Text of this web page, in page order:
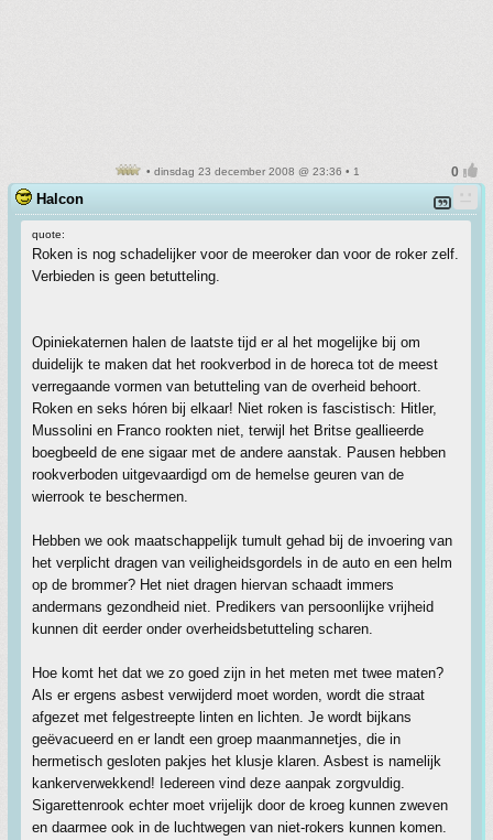
• dinsdag 23 december 2008 @ 23:36 • 1
Halcon
quote:
Roken is nog schadelijker voor de meeroker dan voor de roker zelf.
Verbieden is geen betutteling.
Opiniekaternen halen de laatste tijd er al het mogelijke bij om
duidelijk te maken dat het rookverbod in de horeca tot de meest
verregaande vormen van betutteling van de overheid behoort.
Roken en seks hóren bij elkaar! Niet roken is fascistisch: Hitler,
Mussolini en Franco rookten niet, terwijl het Britse geallieerde
boegbeeld de ene sigaar met de andere aanstak. Pausen hebben
rookverboden uitgevaardigd om de hemelse geuren van de
wierrook te beschermen.
Hebben we ook maatschappelijk tumult gehad bij de invoering van
het verplicht dragen van veiligheidsgordels in de auto en een helm
op de brommer? Het niet dragen hiervan schaadt immers
andermans gezondheid niet. Predikers van persoonlijke vrijheid
kunnen dit eerder onder overheidsbetutteling scharen.
Hoe komt het dat we zo goed zijn in het meten met twee maten?
Als er ergens asbest verwijderd moet worden, wordt die straat
afgezet met felgestreepte linten en lichten. Je wordt bijkans
geëvacueerd en er landt een groep maanmannetjes, die in
hermetisch gesloten pakjes het klusje klaren. Asbest is namelijk
kankerverwekkend! Iedereen vind deze aanpak zorgvuldig.
Sigarettenrook echter moet vrijelijk door de kroeg kunnen zweven
en daarmee ook in de luchtwegen van niet-rokers kunnen komen.